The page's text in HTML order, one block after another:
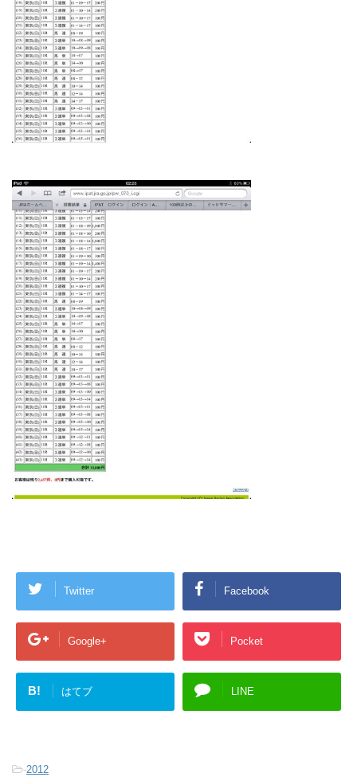
Twitter Facebook
Google+ Pocket
B! はてブ LINE
-2012